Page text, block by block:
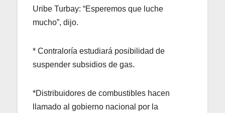
Uribe Turbay: “Esperemos que luche
mucho”, dijo.
* Contraloría estudiará posibilidad de
suspender subsidios de gas.
*Distribuidores de combustibles hacen
llamado al gobierno nacional por la